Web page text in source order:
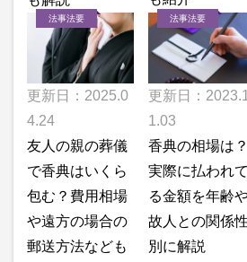
法事法要
更新日：2025.0
4.24
友人の親の葬儀
で香典はいくら
包む？費用相場
や遠方の場合の
郵送方法なども
法事法要
更新日：2023.1
1.03
香典の相場は？
実際に払われて
る金額を年齢
故人との関係性
別に解説